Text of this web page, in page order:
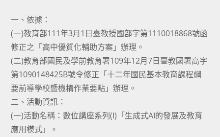
一、依據：
(一)教育部111年3月1日臺教授國部字第1110018868號函
修正之「高中優質化輔助方案」辦理。
(二)教育部國民及學前教育署109年12月7日臺教國署高字
第1090148425B號令修正「十二年國民基本教育課程綱
要前導學校暨機構作業要點」辦理。
二、活動資訊：
(一)活動名稱：數位講座系列(I)「生成式AI的發展及教育
應用模式」。